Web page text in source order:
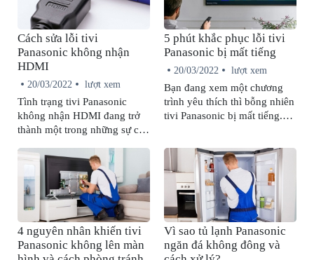
nhà nhanh chóng, hiệu quả.
dưới đây nhé!
Cách sửa lỗi tivi
Panasonic không nhận
HDMI
20/03/2022
lượt xem
Tình trạng tivi Panasonic
không nhận HDMI đang trở
thành một trong những sự cố
gặp phải. Không cần liên hệ
kỹ thuật viên chuyên nghiệp,
trong một số trường hợp bạn
vẫn có thể tự mình khắc phục
tại nhà.
5 phút khắc phục lỗi tivi
Panasonic bị mất tiếng
20/03/2022
lượt xem
Bạn đang xem một chương
trình yêu thích thì bỗng nhiên
tivi Panasonic bị mất tiếng.
nóng. Bài viết sau đây sẽ
cung cấp đến bạn 4 nguyên
nhân khiến tivi Panasonic bị
mất tiếng và cách khắc phục
chuẩn nhất.
4 nguyên nhân khiến tivi
Panasonic không lên màn
Vì sao tủ lạnh Panasonic
ngăn đá không đông và